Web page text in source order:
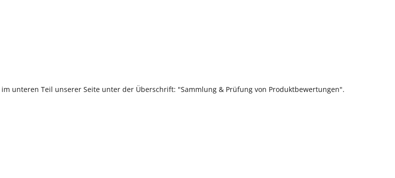
unteren Teil unserer Seite unter der Überschrift: "Sammlung & Prüfung von Produktbewertungen".